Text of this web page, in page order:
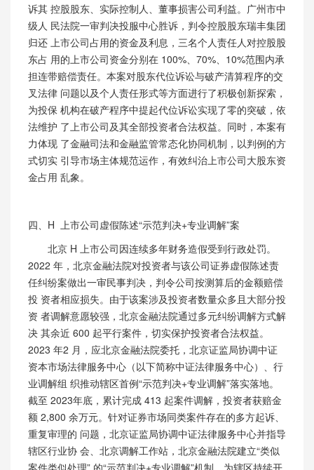
诉其 控股股东、实际控制人、董事损害公司利益。广州市中
级人 民法院一审判决投服中心胜诉，判令控股股东瑞丰集团
归还 上市公司占用的资金及利息，三名个人责任人对控股股
东占 用的上市公司资金分别在 100%、70%、10%范围内承
担连带赔偿责任。本案对股东代位诉讼与破产清算程序的交
叉法律 问题以及个人责任形式等方面进行了积极创新探索，
为投保 机构在破产程序中提起代位诉讼实现了零的突破，依
法维护 了上市公司及其全部投资者合法权益。同时，本案有
力体现 了金融司法和金融监管常态化协同机制，以判例的方
式切实 引导市场主体规范运作，有效纠治上市公司大股东资
金占用 乱象。
四、 H 上市公司虚假陈述“示范判决+专业调解”案
北京 H 上市公司因连续多年财务造假受到行政处罚。
2022 年，北京金融法院对投资者与该公司证券虚假陈述责
任纠纷案做出一审民事判决，判令公司按测算后的金额赔偿
投 资者相应损失。由于该案涉及投资者数量众多且大部分投
资 者调解意愿较强，北京金融法院通过多元纠纷调解方式解
决 其余近 600 起平行案件，切实保护投资者合法权益。
2023 年2 月，应北京金融法院委托，北京证监局协调中证
资本市场法律服务中心（以下简称中证法律服务中心）、行
业调解组 织推动辖区首例“示范判决+专业调解”落实落地。
截至 2023年底，累计完成 413 起案件调解，投资者获赔金
额 2,800 余万元。针对证券市场同类案件存在的多方起诉、
重复审理的 问题，北京证监局协调中证法律服务中心并指导
辖区行业协 会、北京调解工作站，北京金融法院建立“类似
案件类似处理” 的“示范判决+专业调解”机制，为辖区持续开